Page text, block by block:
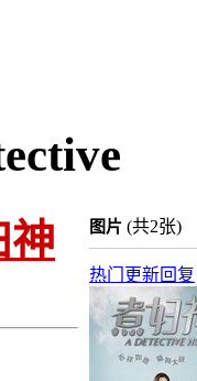
图片 (共2张)
热门 更新回复
神